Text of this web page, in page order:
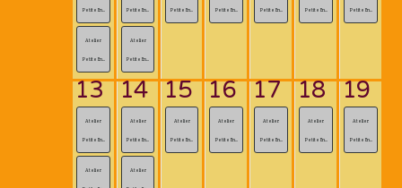
Petite En...
Atelier
Petite En...
Petite En...
Atelier
Petite En...
Petite En... Petite En... Petite En... Petite En... Petite En...
13
Atelier
Petite En...
Atelier
14
Atelier
Petite En...
Atelier
15
Atelier
Petite En...
16
Atelier
Petite En...
17
Atelier
Petite En...
18
Atelier
Petite En...
19
Atelier
Petite En...